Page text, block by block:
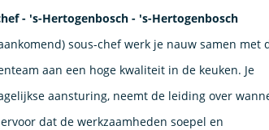
- 's-Hertogenbosch - 's-Hertogenbosch
sous-chef werk je nauw samen met
aan een hoge kwaliteit in de keuken. Je
aansturing, neemt de leiding over
dat de werkzaamheden soepel en